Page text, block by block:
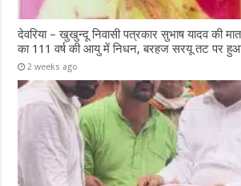
देवरिया – खुखुन्दू निवासी पत्रकार सुभाष यादव की
का 111 वर्ष की आयु में निधन, बरहज सरयू तट पर
2 weeks ago